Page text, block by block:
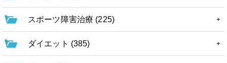
スポーツ障害治療 (225)
ダイエット (385)